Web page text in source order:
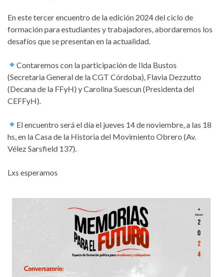
En este tercer encuentro de la edición 2024 del ciclo de
formación para estudiantes y trabajadores, abordaremos los
desafíos que se presentan en la actualidad.
Contaremos con la participación de Ilda Bustos
(Secretaria General de la CGT Córdoba), Flavia Dezzutto
(Decana de la FFyH) y Carolina Suescun (Presidenta del
CEFFyH).
El encuentro será el día el jueves 14 de noviembre, a las 18
hs, en la Casa de la Historia del Movimiento Obrero (Av.
Vélez Sarsfield 137).
Lxs esperamos